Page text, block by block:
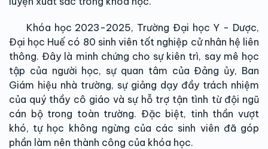
Khóa học 2023-2025, Trường Đại học Y - Dược,
Đại học Huế có 80 sinh viên tốt nghiệp cử nhân hệ liên
thông. Đây là minh chứng cho sự kiên trì, say mê học
tập của người học, sự quan tâm của Đảng ủy, Ban
Giám hiệu nhà trường, sự giảng dạy đầy trách nhiệm
của quý thầy cô giáo và sự hỗ trợ tận tình từ đội ngũ
cán bộ trong toàn trường. Đặc biệt, tinh thần vượt
khó, tự học không ngừng của các sinh viên đã góp
phần làm nên thành công của khóa học.